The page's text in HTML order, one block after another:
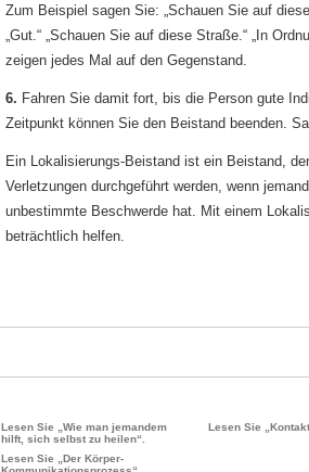
Zum Beispiel sagen Sie: „Schauen Sie auf
„Gut.“ „Schauen Sie auf diese Straße.“ „In
zeigen jedes Mal auf den Gegenstand.
6. Fahren Sie damit fort, bis die Person gute
Zeitpunkt können Sie den Beistand beenden.
Ein Lokalisierungs-Beistand ist ein Beistand,
Verletzungen durchgeführt werden, wenn
unbestimmte Beschwerde hat. Mit einem
beträchtlich helfen.
Lesen Sie „Wie man jemandem
hilft, sich selbst zu heilen“.
Lesen Sie „Der Körper-
Lesen Sie